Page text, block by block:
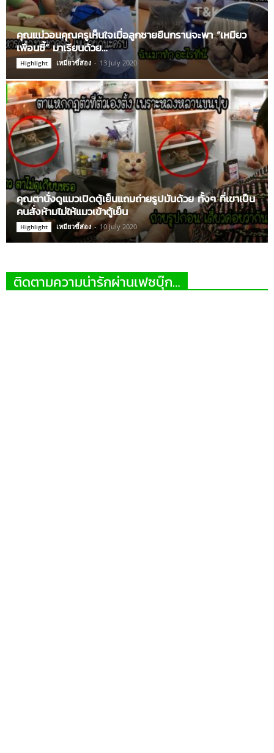
คุณแม่วอนคุณครูเห็นใจเมื่อลูกชายยืนกรานจะพา “เหมียว
เพื่อนซี้” มาเรียนด้วย…
Highlight เหมียวขี้ส่อง - 13 July 2020
คุณตานั่งดูแมวเปิดตู้เย็นแถมถ่ายรูปมันด้วย ทั้งๆ ที่เขาเป็น
คนสั่งห้ามไม่ให้แมวเข้าตู้เย็น
Highlight เหมียวขี้ส่อง - 10 July 2020
ติดตามความน่ารักผ่านเฟซบุ๊ก…